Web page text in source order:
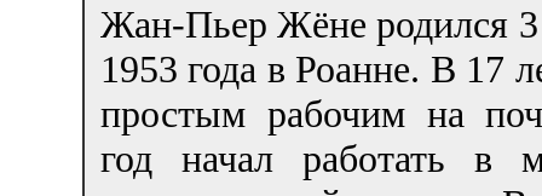
Жан-Пьер Жёне родился 3
1953 года в Роанне. В 17
простым рабочим на
год начал работать в